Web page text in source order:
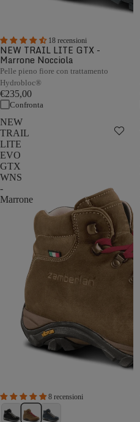
18 recensioni
NEW TRAIL LITE GTX -
Marrone Nocciola
Pelle pieno fiore con trattamento
Hydrobloc®
€235,00
Confronta
NEW
TRAIL
LITE
EVO
GTX
WNS
-
Marrone
8 recensioni